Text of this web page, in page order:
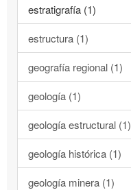
estratigrafía (1)
estructura (1)
geografía regional (1)
geología (1)
geología estructural (1)
geología histórica (1)
geología minera (1)